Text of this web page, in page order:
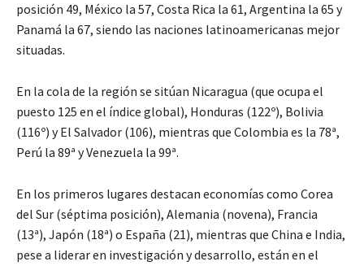
posición 49, México la 57, Costa Rica la 61, Argentina la 65 y
Panamá la 67, siendo las naciones latinoamericanas mejor
situadas.
En la cola de la región se sitúan Nicaragua (que ocupa el
puesto 125 en el índice global), Honduras (122º), Bolivia
(116º) y El Salvador (106), mientras que Colombia es la 78ª,
Perú la 89ª y Venezuela la 99ª.
En los primeros lugares destacan economías como Corea
del Sur (séptima posición), Alemania (novena), Francia
(13ª), Japón (18ª) o España (21), mientras que China e India,
pese a liderar en investigación y desarrollo, están en el